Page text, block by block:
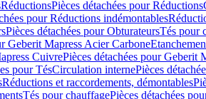
RéductionsPièces détachées pour Réductions
pour Réductions indémontables
Pièces détachées pour ObturateursTés pour
Geberit Mapress Acier Carbone
CuivrePièces détachées pour Geberit
pour TésCirculation internePièces
Réductions et raccordements, démontables
Tés pour chauffagePièces détachées